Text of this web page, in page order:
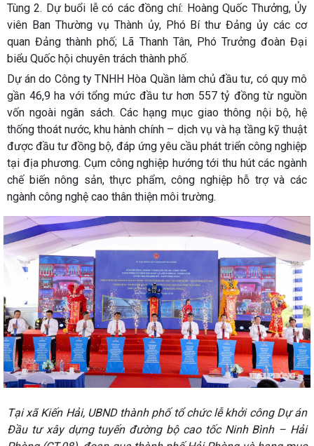
Tùng 2. Dự buổi lễ có các đồng chí: Hoàng Quốc Thưởng, Ủy
viên Ban Thường vụ Thành ủy, Phó Bí thư Đảng ủy các cơ
quan Đảng thành phố; Lã Thanh Tân, Phó Trưởng đoàn Đại
biểu Quốc hội chuyên trách thành phố.
Dự án do Công ty TNHH Hòa Quần làm chủ đầu tư, có quy mô
gần 46,9 ha với tổng mức đầu tư hơn 557 tỷ đồng từ nguồn
vốn ngoài ngân sách. Các hạng mục giao thông nội bộ, hệ
thống thoát nước, khu hành chính – dịch vụ và hạ tầng kỹ thuật
được đầu tư đồng bộ, đáp ứng yêu cầu phát triển công nghiệp
tại địa phương. Cụm công nghiệp hướng tới thu hút các ngành
chế biến nông sản, thực phẩm, công nghiệp hỗ trợ và các
ngành công nghệ cao thân thiện môi trường.
Tại xã Kiến Hải, UBND thành phố tổ chức lễ khởi công Dự án
Đầu tư xây dựng tuyến đường bộ cao tốc Ninh Bình – Hải